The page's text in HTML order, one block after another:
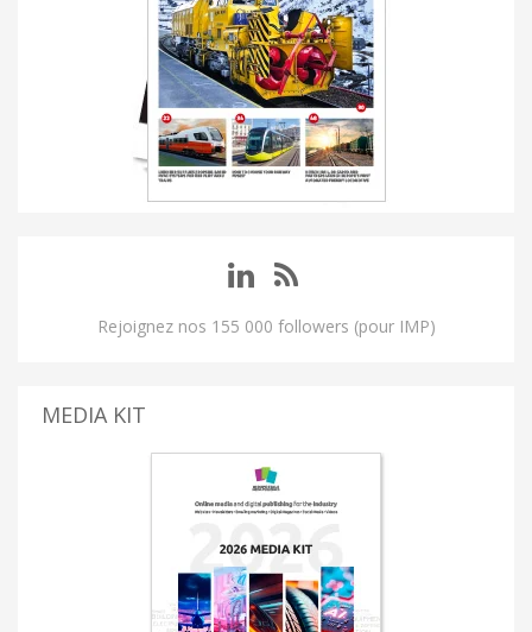
Rejoignez nos 155 000 followers (pour IMP)
MEDIA KIT